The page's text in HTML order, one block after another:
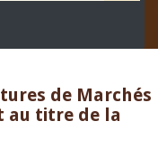
de Marchés
au titre de la